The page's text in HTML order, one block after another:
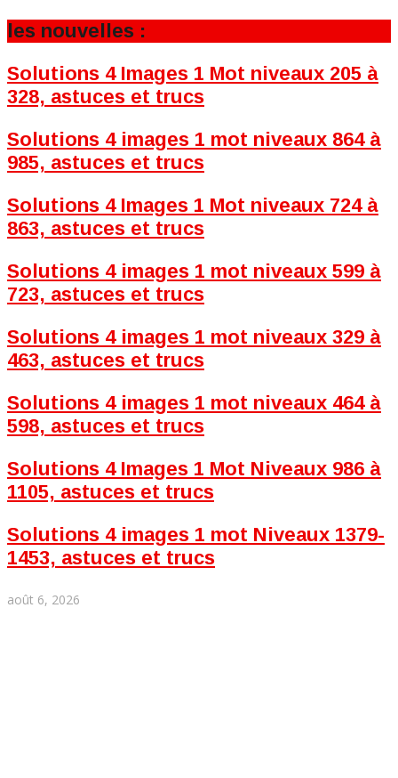
les nouvelles :
Solutions 4 Images 1 Mot niveaux 205 à
328, astuces et trucs
Solutions 4 images 1 mot niveaux 864 à
985, astuces et trucs
Solutions 4 Images 1 Mot niveaux 724 à
863, astuces et trucs
Solutions 4 images 1 mot niveaux 599 à
723, astuces et trucs
Solutions 4 images 1 mot niveaux 329 à
463, astuces et trucs
Solutions 4 images 1 mot niveaux 464 à
598, astuces et trucs
Solutions 4 Images 1 Mot Niveaux 986 à
1105, astuces et trucs
Solutions 4 images 1 mot Niveaux 1379-
1453, astuces et trucs
août 6, 2026